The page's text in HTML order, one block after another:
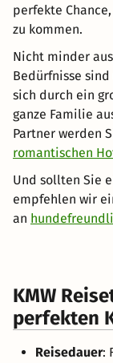
perfekte
zu kommen.
Nicht minder
Bedürfnisse
sich durch ein
ganze Familie
Partner werden
romantischen
Und sollten Sie
empfehlen wir
an
KMW
perfekten
Reisedauer: